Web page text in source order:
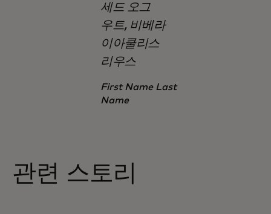
세드 오그
우트, 비베라
이아쿨리스
리우스
First Name Last
Name
관련 스토리